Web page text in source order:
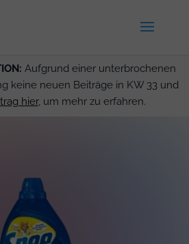
Aufgrund einer unterbrochenen
keine neuen Beiträge in KW 33 und
hier, um mehr zu erfahren.